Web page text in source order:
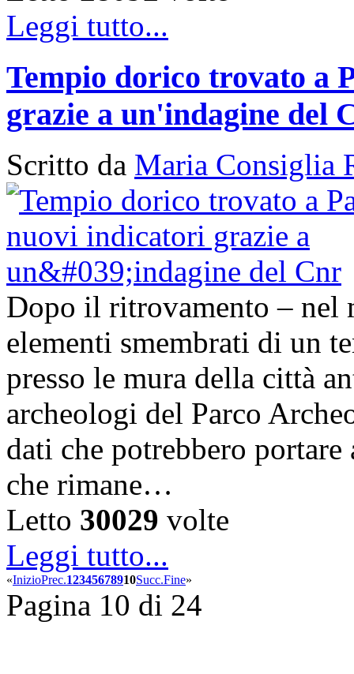
Leggi tutto...
Tempio dorico trovato a
grazie a un'indagine del
Scritto da Maria Consiglia
Dopo il ritrovamento – nel
elementi smembrati di un
presso le mura della città
archeologi del Parco
dati che potrebbero
che rimane…
Letto 30029 volte
Leggi tutto...
«InizioPrec.12345678910Succ.Fine»
Pagina 10 di 24